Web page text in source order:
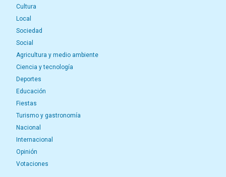
Cultura
Local
Sociedad
Social
Agricultura y medio ambiente
Ciencia y tecnología
Deportes
Educación
Fiestas
Turismo y gastronomía
Nacional
Internacional
Opinión
Votaciones